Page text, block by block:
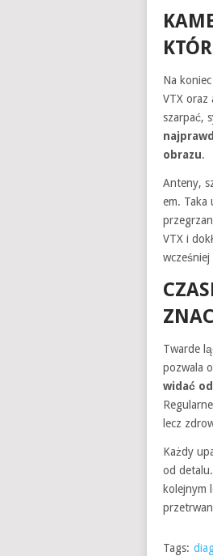
Na
VTX oraz
szarpać,
obrazu.
Anteny,
em. Taka
VTX i
wcześniej
Twarde
pozwala
widać
lecz
Każdy
od
kolejnym
Tags: